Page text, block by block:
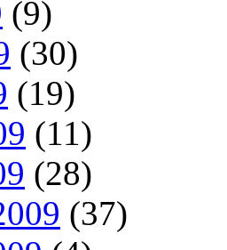
(9)
(30)
(19)
(11)
(28)
(37)